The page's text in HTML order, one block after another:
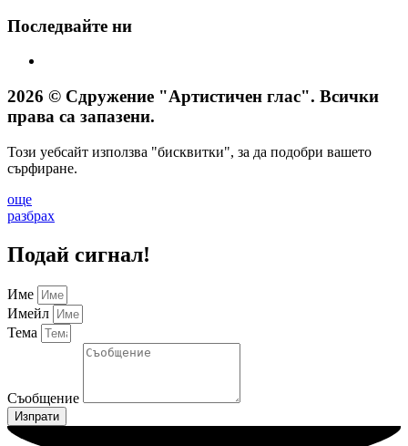
Последвайте ни
2026 © Сдружение "Артистичен глас". Всички
права са запазени.
Този уебсайт използва "бисквитки", за да подобри вашето
сърфиране.
още
разбрах
Подай сигнал!
Име
Имейл
Тема
Съобщение
Изпрати